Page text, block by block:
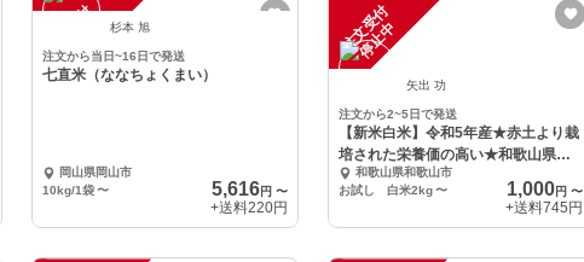
注
文
受
付
停
止
中 杉本 旭
注文から当日~16日で発送
七直米（ななちょくまい）
岡山県岡山市
10kg/1袋 〜 5,616円 〜
+送料220円
注
文
受
付
停
止
中
矢出 功
注文から2~5日で発送
【新米白米】令和5年産★赤土より栽
培された栄養価の高い★和歌山県山
東産きぬむすめ
和歌山県和歌山市
お試し 白米2kg 〜 1,000円〜
+送料745円